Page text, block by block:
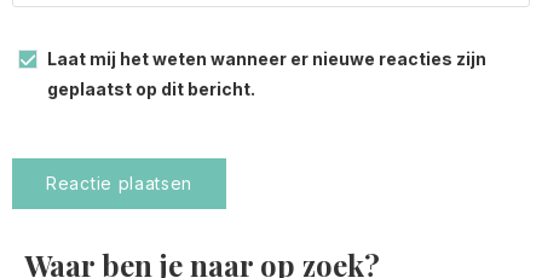
Laat mij het weten wanneer er nieuwe reacties zijn
geplaatst op dit bericht.
Waar ben je naar op zoek?